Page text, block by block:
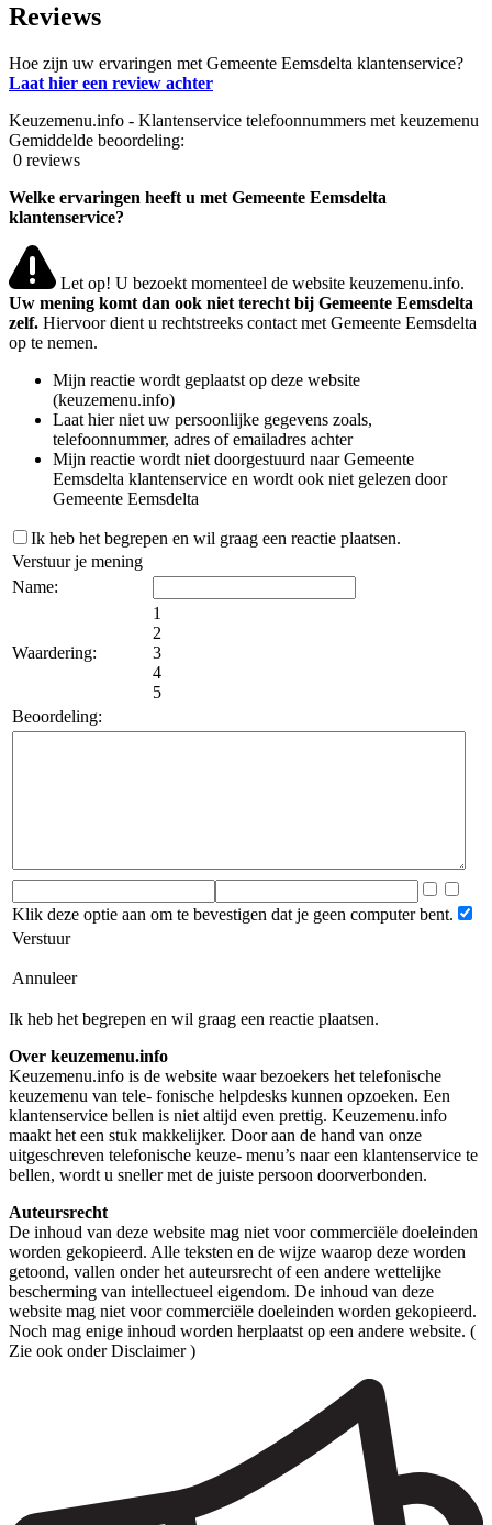
Reviews
Hoe zijn uw ervaringen met Gemeente Eemsdelta klantenservice?
Laat hier een review achter
Keuzemenu.info - Klantenservice telefoonnummers met keuzemenu
Gemiddelde beoordeling:
0 reviews
Welke ervaringen heeft u met Gemeente Eemsdelta
klantenservice?
Let op! U bezoekt momenteel de website keuzemenu.info.
Uw mening komt dan ook niet terecht bij Gemeente Eemsdelta
zelf. Hiervoor dient u rechtstreeks contact met Gemeente Eemsdelta
op te nemen.
Mijn reactie wordt geplaatst op deze website
(keuzemenu.info)
Laat hier niet uw persoonlijke gegevens zoals,
telefoonnummer, adres of emailadres achter
Mijn reactie wordt niet doorgestuurd naar Gemeente
Eemsdelta klantenservice en wordt ook niet gelezen door
Gemeente Eemsdelta
Ik heb het begrepen en wil graag een reactie plaatsen.
Verstuur je mening
Name:
Waardering:
1
2
3
4
5
Beoordeling:
Klik deze optie aan om te bevestigen dat je geen computer bent.
Verstuur
Annuleer
Ik heb het begrepen en wil graag een reactie plaatsen.
Over keuzemenu.info
Keuzemenu.info is de website waar bezoekers het telefonische
keuzemenu van tele- fonische helpdesks kunnen opzoeken. Een
klantenservice bellen is niet altijd even prettig. Keuzemenu.info
maakt het een stuk makkelijker. Door aan de hand van onze
uitgeschreven telefonische keuze- menu’s naar een klantenservice te
bellen, wordt u sneller met de juiste persoon doorverbonden.
Auteursrecht
De inhoud van deze website mag niet voor commerciële doeleinden
worden gekopieerd. Alle teksten en de wijze waarop deze worden
getoond, vallen onder het auteursrecht of een andere wettelijke
bescherming van intellectueel eigendom. De inhoud van deze
website mag niet voor commerciële doeleinden worden gekopieerd.
Noch mag enige inhoud worden herplaatst op een andere website. (
Zie ook onder Disclaimer )